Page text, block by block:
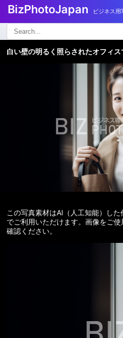
BizPhotoJapan ビジネス用
検
索:
白い壁の明るく照らされたオフィ
この写真素材はAI（人工知能）し
でご利用いただけます。画像をご
確認ください。